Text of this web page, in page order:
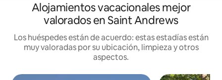
Alojamientos vacacionales mejor
valorados en Saint Andrews
Los huéspedes están de acuerdo: estas estadías están
muy valoradas por su ubicación, limpieza y otros
aspectos.